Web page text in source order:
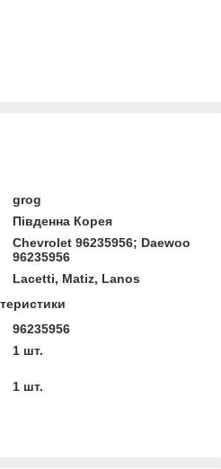
grog
Південна Корея
Chevrolet 96235956; Daewoo
96235956
Lacetti, Matiz, Lanos
96235956
1 шт.
1 шт.